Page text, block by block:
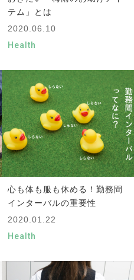
テム」とは
2020.06.10
Health
心も体も服も休める！勤務間
インターバルの重要性
2020.01.22
Health